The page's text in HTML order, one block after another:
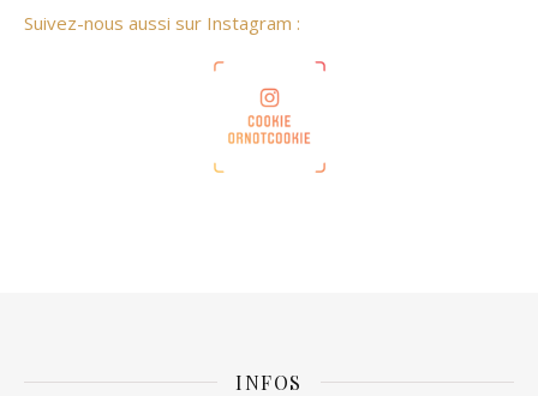
Suivez-nous aussi sur Instagram :
INFOS